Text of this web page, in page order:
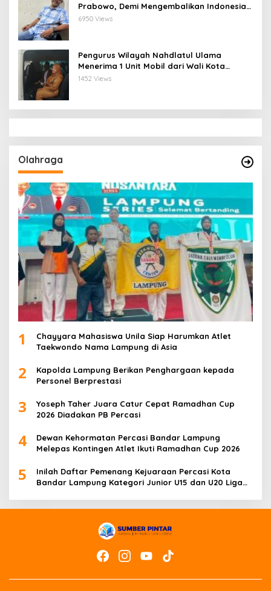
Prabowo, Demi Mengembalikan Indonesia
Menjadi Macan Asia
6950 Views
Pengurus Wilayah Nahdlatul Ulama
Menerima 1 Unit Mobil dari Wali Kota
Bandar Lampung
1452 Views
Olahraga
1
Chayyara Mahasiswa Unila Siap Harumkan Atlet
Taekwondo Nama Lampung di Asia
2
Kapolda Lampung Berikan Penghargaan kepada
Personel Berprestasi
3
Yoseph Taher Juara Catur Cepat Ramadhan Cup
2026 Diadakan PB Percasi
4
Dewan Kehormatan Percasi Bandar Lampung
Melepas Kontingen Atlet Ikuti Ramadhan Cup 2026
5
Inilah Daftar Pemenang Kejuaraan Percasi Kota
Bandar Lampung Kategori Junior U15 dan U20 Liga